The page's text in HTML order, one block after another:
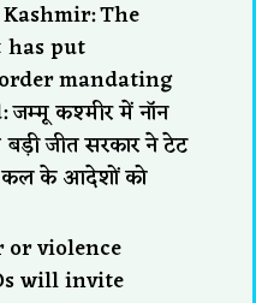
The
has put
mandating
कश्मीर में नॉन
जीत सरकार ने टेट
के आदेशों को
violence
will invite